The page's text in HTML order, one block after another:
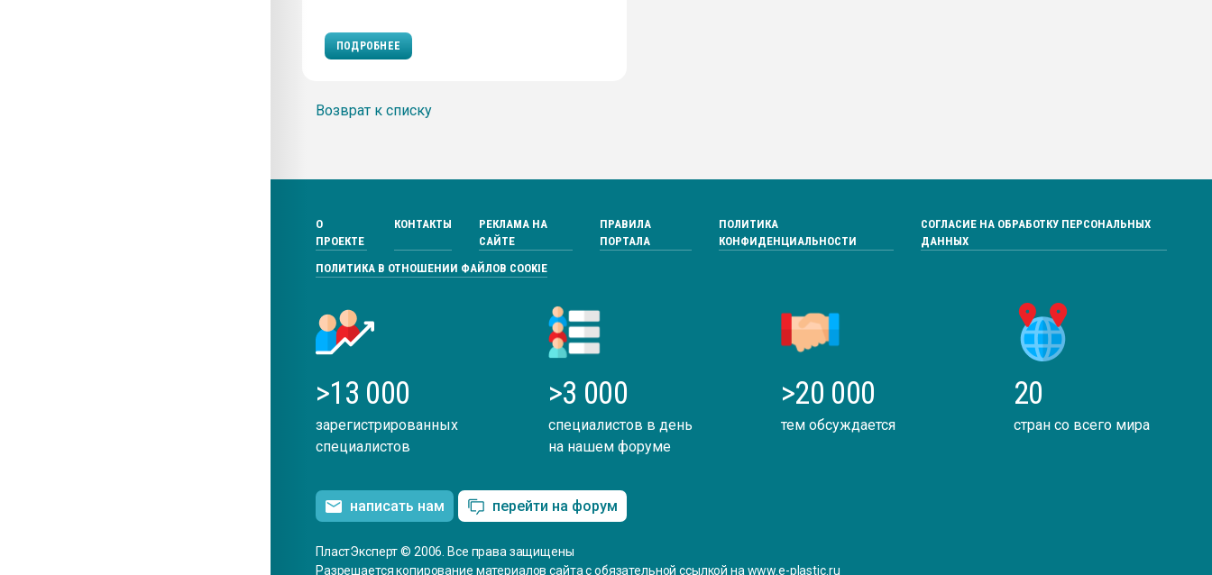
ПОДРОБНЕЕ
Возврат к списку
О
ПРОЕКТЕ
КОНТАКТЫ
РЕКЛАМА НА
САЙТЕ
ПРАВИЛА
ПОРТАЛА
ПОЛИТИКА
КОНФИДЕНЦИАЛЬНОСТИ
СОГЛАСИЕ НА ОБРАБОТКУ ПЕРСОНАЛЬНЫХ
ДАННЫХ
ПОЛИТИКА В ОТНОШЕНИИ ФАЙЛОВ COOKIE
>13 000
зарегистрированных
специалистов
>3 000
специалистов в день
на нашем форуме
>20 000
тем обсуждается
20
стран со всего мира
написать нам перейти на форум
ПластЭксперт © 2006. Все права защищены
Разрешается копирование материалов сайта с обязательной ссылкой на www.e-plastic.ru